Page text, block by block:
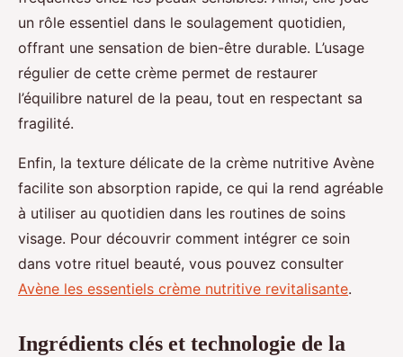
un rôle essentiel dans le soulagement quotidien,
offrant une sensation de bien-être durable. L’usage
régulier de cette crème permet de restaurer
l’équilibre naturel de la peau, tout en respectant sa
fragilité.
Enfin, la texture délicate de la crème nutritive Avène
facilite son absorption rapide, ce qui la rend agréable
à utiliser au quotidien dans les routines de soins
visage. Pour découvrir comment intégrer ce soin
dans votre rituel beauté, vous pouvez consulter
Avène les essentiels crème nutritive revitalisante.
Ingrédients clés et technologie de la